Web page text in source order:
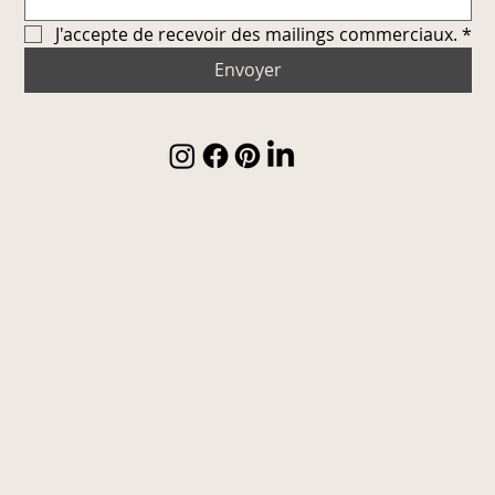
J'accepte de recevoir des mailings commerciaux. *
Envoyer